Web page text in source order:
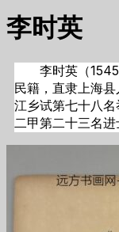
李时英
李时英（
民籍，直隶上海
江乡试第七十八
二甲第二十三名进